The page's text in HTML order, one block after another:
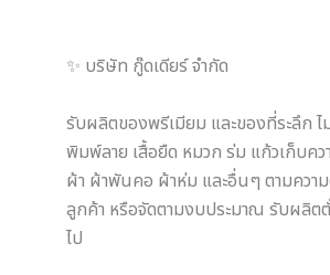
✨️ บริษัท กู๊ดเดียร์ จำกัด
รับผลิตของพรีเมียม และของที่ระลึก ไม่
พิมพ์ลาย เสื้อยืด หมวก ร่ม แก้วเก็บคว
ผ้า ผ้าพันคอ ผ้าห่ม และอื่นๆ ตามควา
ลูกค้า หรือจัดตามงบประมาณ รับผลิต
ไป